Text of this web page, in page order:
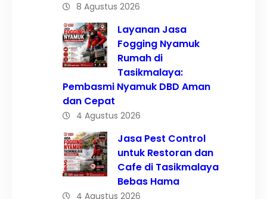
8 Agustus 2026
Layanan Jasa
Fogging Nyamuk
Rumah di
Tasikmalaya:
Pembasmi Nyamuk DBD Aman
dan Cepat
4 Agustus 2026
Jasa Pest Control
untuk Restoran dan
Cafe di Tasikmalaya
Bebas Hama
4 Agustus 2026